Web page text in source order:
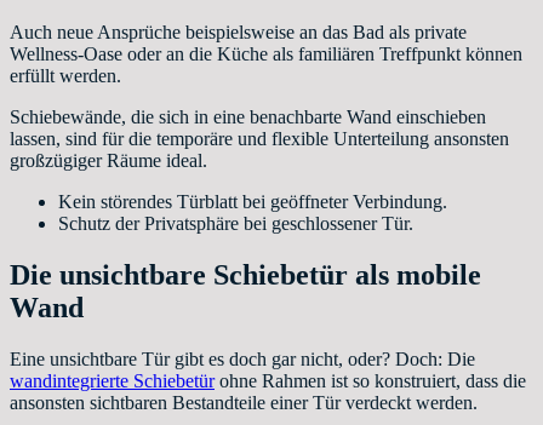
Auch neue Ansprüche beispielsweise an das Bad als private
Wellness-Oase oder an die Küche als familiären Treffpunkt können
erfüllt werden.
Schiebewände, die sich in eine benachbarte Wand einschieben
lassen, sind für die temporäre und flexible Unterteilung ansonsten
großzügiger Räume ideal.
Kein störendes Türblatt bei geöffneter Verbindung.
Schutz der Privatsphäre bei geschlossener Tür.
Die unsichtbare Schiebetür als mobile
Wand
Eine unsichtbare Tür gibt es doch gar nicht, oder? Doch: Die
wandintegrierte Schiebetürohne Rahmen ist so konstruiert, dass die
ansonsten sichtbaren Bestandteile einer Tür verdeckt werden.